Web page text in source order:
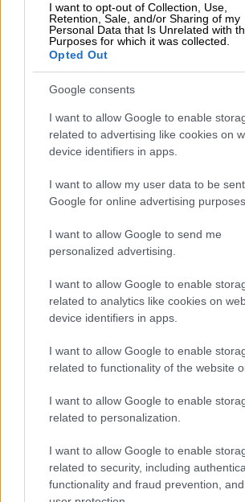
I want to opt-out of Collection, Use,
Retention, Sale, and/or Sharing of my
Personal Data that Is Unrelated with
Purposes for which it was collected.
Opted Out
Google consents
I want to allow Google to enable
related to advertising like cookies on
device identifiers in apps.
I want to allow my user data to be
Google for online advertising purposes.
I want to allow Google to send me
personalized advertising.
I want to allow Google to enable
related to analytics like cookies on
device identifiers in apps.
I want to allow Google to enable
related to functionality of the website
I want to allow Google to enable
related to personalization.
I want to allow Google to enable
related to security, including
functionality and fraud prevention,
τέτοια παιχνίδια υπάρχει από
Παίζουμε με τον νταμπλούχο,
κίνητρο. Να κοιτάξουμε τον
ίσια, να βγάλουμε την
τέλος θα δούμε τι έχουμε
σηκώσουμε το τρόπαιο, θα
τη συνέχεια της σεζόν».
Για το πόσο διαφορετικό
«Ξέρω καλά τον Ολυμπιακό και
εμάς. Εκπλήξεις δεν μπορούν
Το διαφορετικό είναι ότι
επεκταθεί πέρα από τα 90
μπορεί να υπάρξει
τακτικές».
Για τους νεοαποκτηθέντες:
μαζί μας 15 ημέρες. Τον έναν
από την προηγούμενη θητεία,
γνωρίζει τον ΟΦΗ. Θα
υπολογίζουμε και τους δύο,
τους παίκτες».
Για την παρουσία φιλάθλων και